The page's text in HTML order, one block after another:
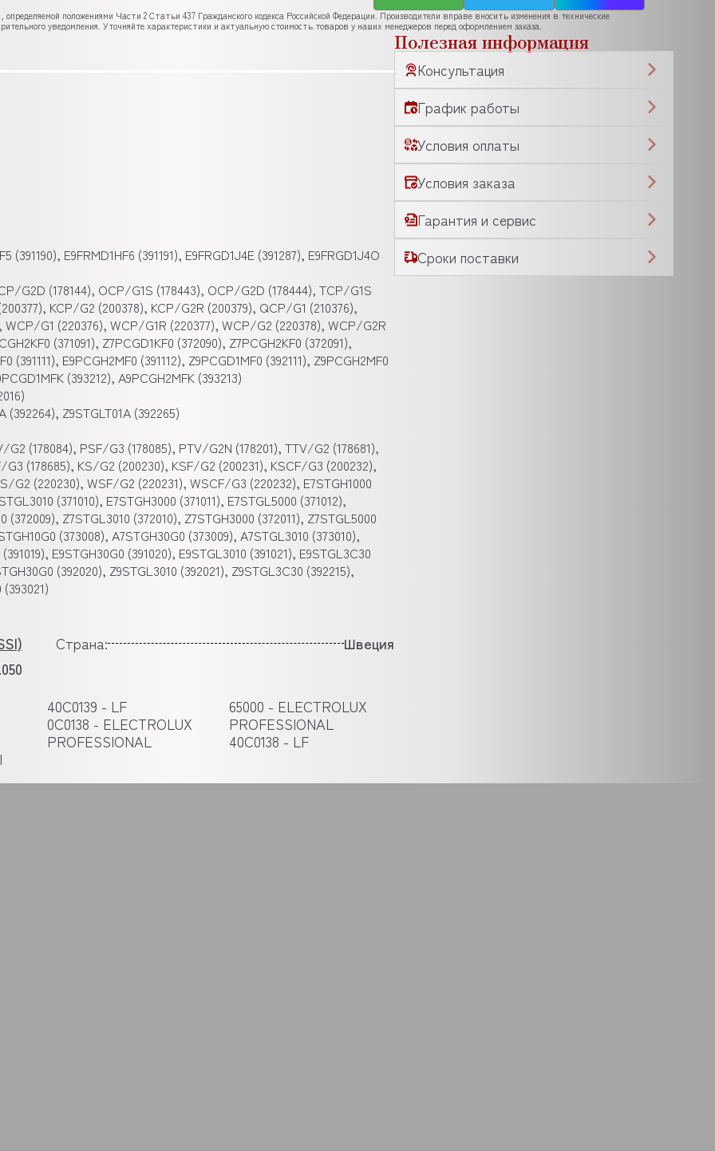
положениями Части 2 Статьи 437 Гражданского кодекса Российской Федерации. Производители вправе вносить изменения в технические
уведомления. Уточняйте характеристики и актуальную стоимость товаров у наших менеджеров перед оформлением заказа.
E9FRMD1HF6 (391191), E9FRGD1J4E (391287), E9FRGD1J4O
G2D (178144), OCP/G1S (178443), OCP/G2D (178444), TCP/G1S
KCP/G2 (200378), KCP/G2R (200379), QCP/G1 (210376),
G1 (220376), WCP/G1R (220377), WCP/G2 (220378), WCP/G2R
(371091), Z7PCGD1KF0 (372090), Z7PCGH2KF0 (372091),
E9PCGH2MF0 (391112), Z9PCGD1MF0 (392111), Z9PCGH2MF0
(393212), A9PCGH2MFK (393213)
(392264), Z9STGLT01A (392265)
(178084), PSF/G3 (178085), PTV/G2N (178201), TTV/G2 (178681),
(178685), KS/G2 (200230), KSF/G2 (200231), KSCF/G3 (200232),
(220230), WSF/G2 (220231), WSCF/G3 (220232), E7STGH1000
(371010), E7STGH3000 (371011), E7STGL5000 (371012),
Z7STGL3010 (372010), Z7STGH3000 (372011), Z7STGL5000
(373008), A7STGH30G0 (373009), A7STGL3010 (373010),
E9STGH30G0 (391020), E9STGL3010 (391021), E9STGL3C30
(392020), Z9STGL3010 (392021), Z9STGL3C30 (392215),
Страна:
Швеция
40C0139 - LF
0C0138 - ELECTROLUX
PROFESSIONAL
65000 - ELECTROLUX
PROFESSIONAL
40C0138 - LF
Полезная информация
Консультация
График работы
Условия оплаты
Условия заказа
Гарантия и сервис
Сроки поставки